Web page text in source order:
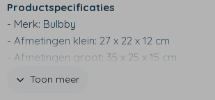
Productspecificaties
- Merk: Bulbby
- Afmetingen klein: 27 x 22 x 12 cm
- Afmetingen groot: 35 x 25 x 15 cm
- 600 D materiaal
Toon meer